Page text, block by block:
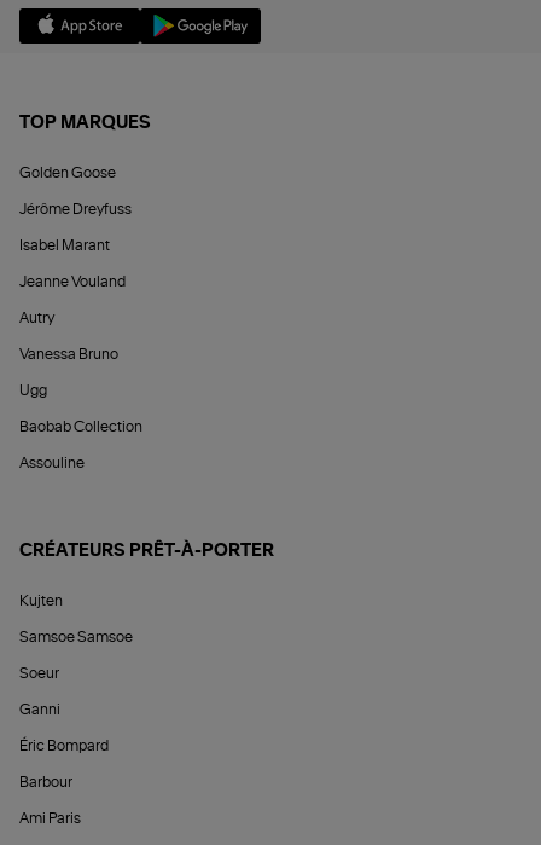
TOP MARQUES
Golden Goose
Jérôme Dreyfuss
Isabel Marant
Jeanne Vouland
Autry
Vanessa Bruno
Ugg
Baobab Collection
Assouline
CRÉATEURS PRÊT-À-PORTER
Kujten
Samsoe Samsoe
Soeur
Ganni
Éric Bompard
Barbour
Ami Paris